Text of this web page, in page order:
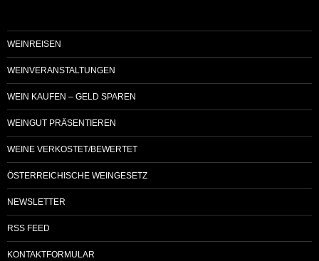
WEINREISEN
WEINVERANSTALTUNGEN
WEIN KAUFEN – GELD SPAREN
WEINGUT PRÄSENTIEREN
WEINE VERKOSTET/BEWERTET
ÖSTERREICHISCHE WEINGESETZ
NEWSLETTER
RSS FEED
KONTAKTFORMULAR